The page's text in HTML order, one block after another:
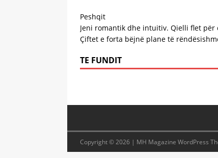
Peshqit
Jeni romantik dhe intuitiv. Qielli flet
Çiftet e forta bëjnë plane të
TE FUNDIT
Copyright © 2026 | MH Magazine WordPress